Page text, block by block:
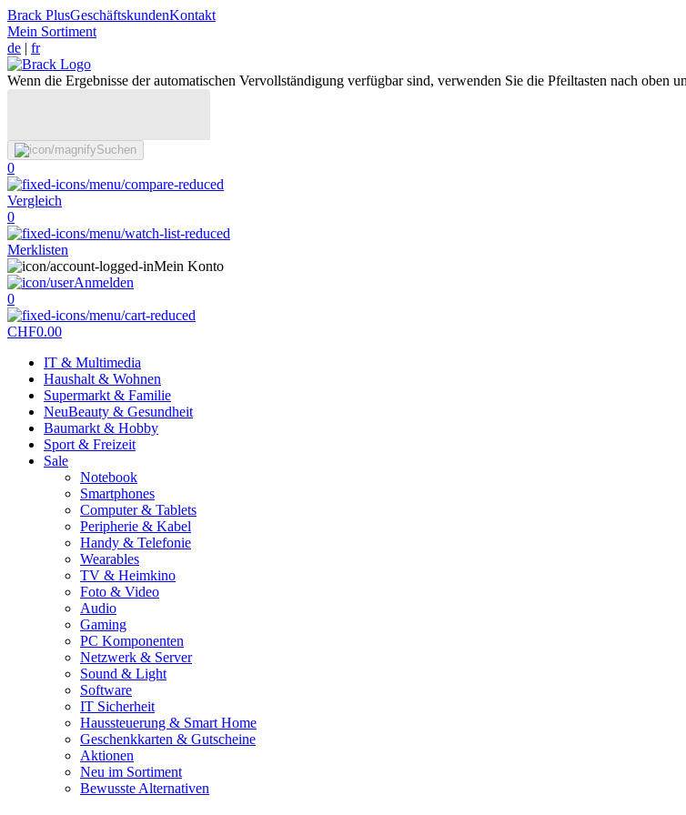
Brack PlusGeschäftskundenKontakt
Mein Sortiment
de | fr
Wenn die Ergebnisse der automatischen Vervollständigung verfügbar sind, verwenden Sie die Pfeiltasten nach oben
Suchen
0
Vergleich
0
Merklisten
Mein Konto
Anmelden
0
CHF0.00
IT & Multimedia
Haushalt & Wohnen
Supermarkt & Familie
NeuBeauty & Gesundheit
Baumarkt & Hobby
Sport & Freizeit
Sale
Notebook
Smartphones
Computer & Tablets
Peripherie & Kabel
Handy & Telefonie
Wearables
TV & Heimkino
Foto & Video
Audio
Gaming
PC Komponenten
Netzwerk & Server
Sound & Light
Software
IT Sicherheit
Haussteuerung & Smart Home
Geschenkkarten & Gutscheine
Aktionen
Neu im Sortiment
Bewusste Alternativen